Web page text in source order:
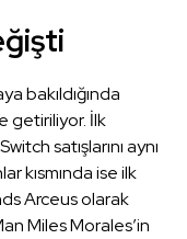
bakıldığında
getiriliyor. İlk
satışlarını aynı
kısmında ise ilk
Arceus olarak
Miles Morales’in